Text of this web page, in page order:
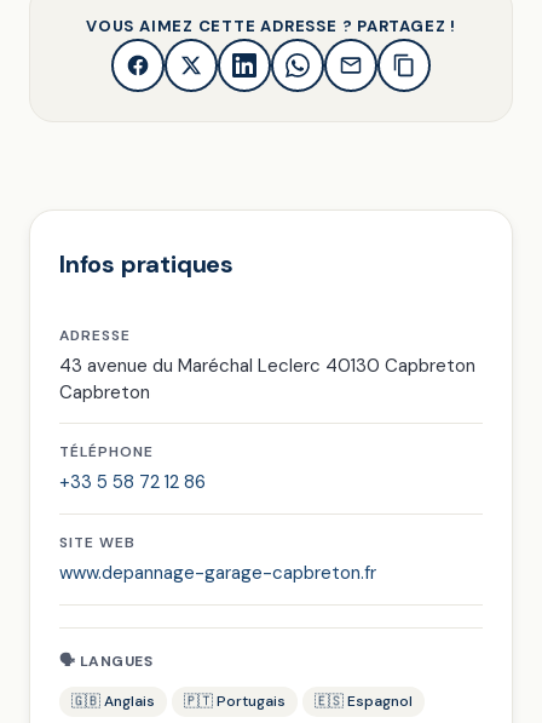
VOUS AIMEZ CETTE ADRESSE ? PARTAGEZ !
Infos pratiques
ADRESSE
43 avenue du Maréchal Leclerc 40130 Capbreton
Capbreton
TÉLÉPHONE
+33 5 58 72 12 86
SITE WEB
www.depannage-garage-capbreton.fr
🗣 LANGUES
🇬🇧 Anglais 🇵🇹 Portugais
🇪🇸 Espagnol